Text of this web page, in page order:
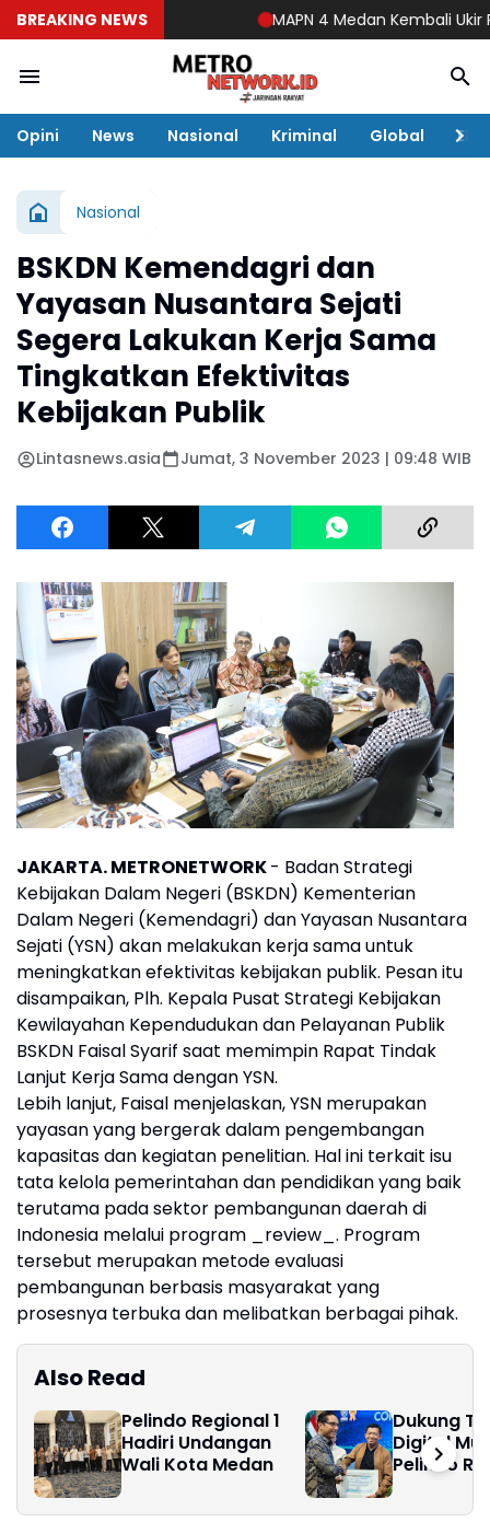
BREAKING NEWS MAPN 4 Medan Kembali Ukir
Opini News Nasional Kriminal Global
Nasional
BSKDN Kemendagri dan
Yayasan Nusantara Sejati
Segera Lakukan Kerja Sama
Tingkatkan Efektivitas
Kebijakan Publik
Lintasnews.asia Jumat, 3 November 2023 | 09:48 WIB
JAKARTA. METRONETWORK- Badan Strategi
Kebijakan Dalam Negeri (BSKDN) Kementerian
Dalam Negeri (Kemendagri) dan Yayasan Nusantara
Sejati (YSN) akan melakukan kerja sama untuk
meningkatkan efektivitas kebijakan publik. Pesan itu
disampaikan, Plh. Kepala Pusat Strategi Kebijakan
Kewilayahan Kependudukan dan Pelayanan Publik
BSKDN Faisal Syarif saat memimpin Rapat Tindak
Lanjut Kerja Sama dengan YSN.
Lebih lanjut, Faisal menjelaskan, YSN merupakan
yayasan yang bergerak dalam pengembangan
kapasitas dan kegiatan penelitian. Hal ini terkait isu
tata kelola pemerintahan dan pendidikan yang baik
terutama pada sektor pembangunan daerah di
Indonesia melalui program _review_. Program
tersebut merupakan metode evaluasi
pembangunan berbasis masyarakat yang
prosesnya terbuka dan melibatkan berbagai pihak.
Also Read
Pelindo Regional 1
Hadiri Undangan
Wali Kota Medan
Dukung
Digital
Pelindo
Langsung